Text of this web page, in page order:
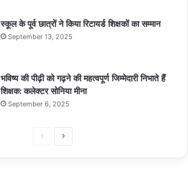
स्कूल के पूर्व छात्रों ने किया रिटायर्ड शिक्षकों का सम्मान
September 13, 2025
भविष्य की पीढ़ी को गढ़ने की महत्वपूर्ण जिम्मेदारी निभाते हैं
शिक्षक: कलेक्टर सोनिया मीना
September 6, 2025
PreviousNext